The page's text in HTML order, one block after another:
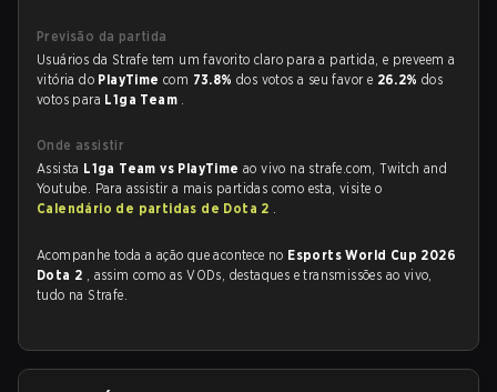
Previsão da partida
Usuários da Strafe tem um favorito claro para a partida, e preveem a
vitória do PlayTimecom 73.8%dos votos a seu favor e 26.2%dos
votos para L1ga Team .
Onde assistir
Assista L1ga Team vs PlayTimeao vivo na strafe.com, Twitch and
Youtube. Para assistir a mais partidas como esta, visite o
Calendário de partidas de Dota 2 .
Acompanhe toda a ação que acontece no Esports World Cup 2026
Dota 2 , assim como as VODs, destaques e transmissões ao vivo,
tudo na Strafe.